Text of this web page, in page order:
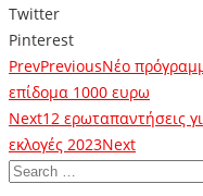
Twitter
Pinterest
PrevPreviousΝέο
επίδομα 1000 ευρω
Next12 ερωταπαντήσεις
εκλογές 2023Next